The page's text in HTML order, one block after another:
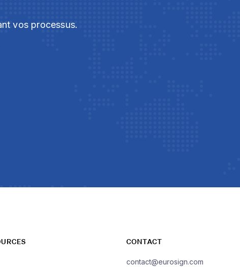
vos processus.
CONTACT
contact@eurosign.com